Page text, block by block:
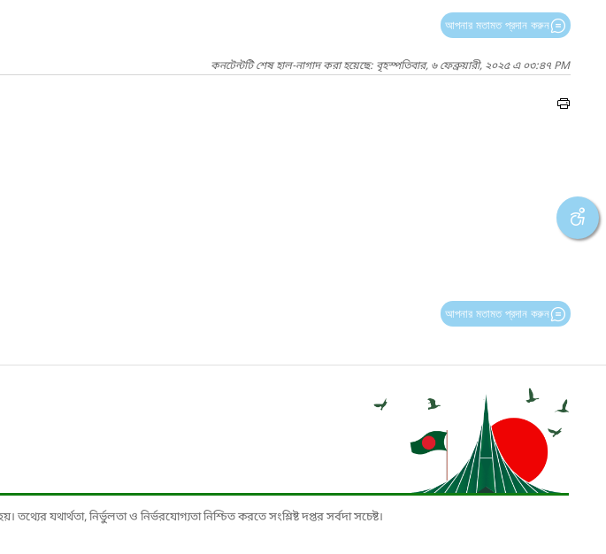
আপনার মতামত প্রদান করুন
কনটেন্টটি শেষ হাল-নাগাদ করা হয়েছে: বৃহস্পতিবার, ৬ ফেব্রুয়ারী, ২০২৫ এ ০৩:৪৭ PM
আপনার মতামত প্রদান করুন
যথার্থতা, নির্ভুলতা ও নির্ভরযোগ্যতা নিশ্চিত করতে সংশ্লিষ্ট দপ্তর সর্বদা সচেষ্ট।